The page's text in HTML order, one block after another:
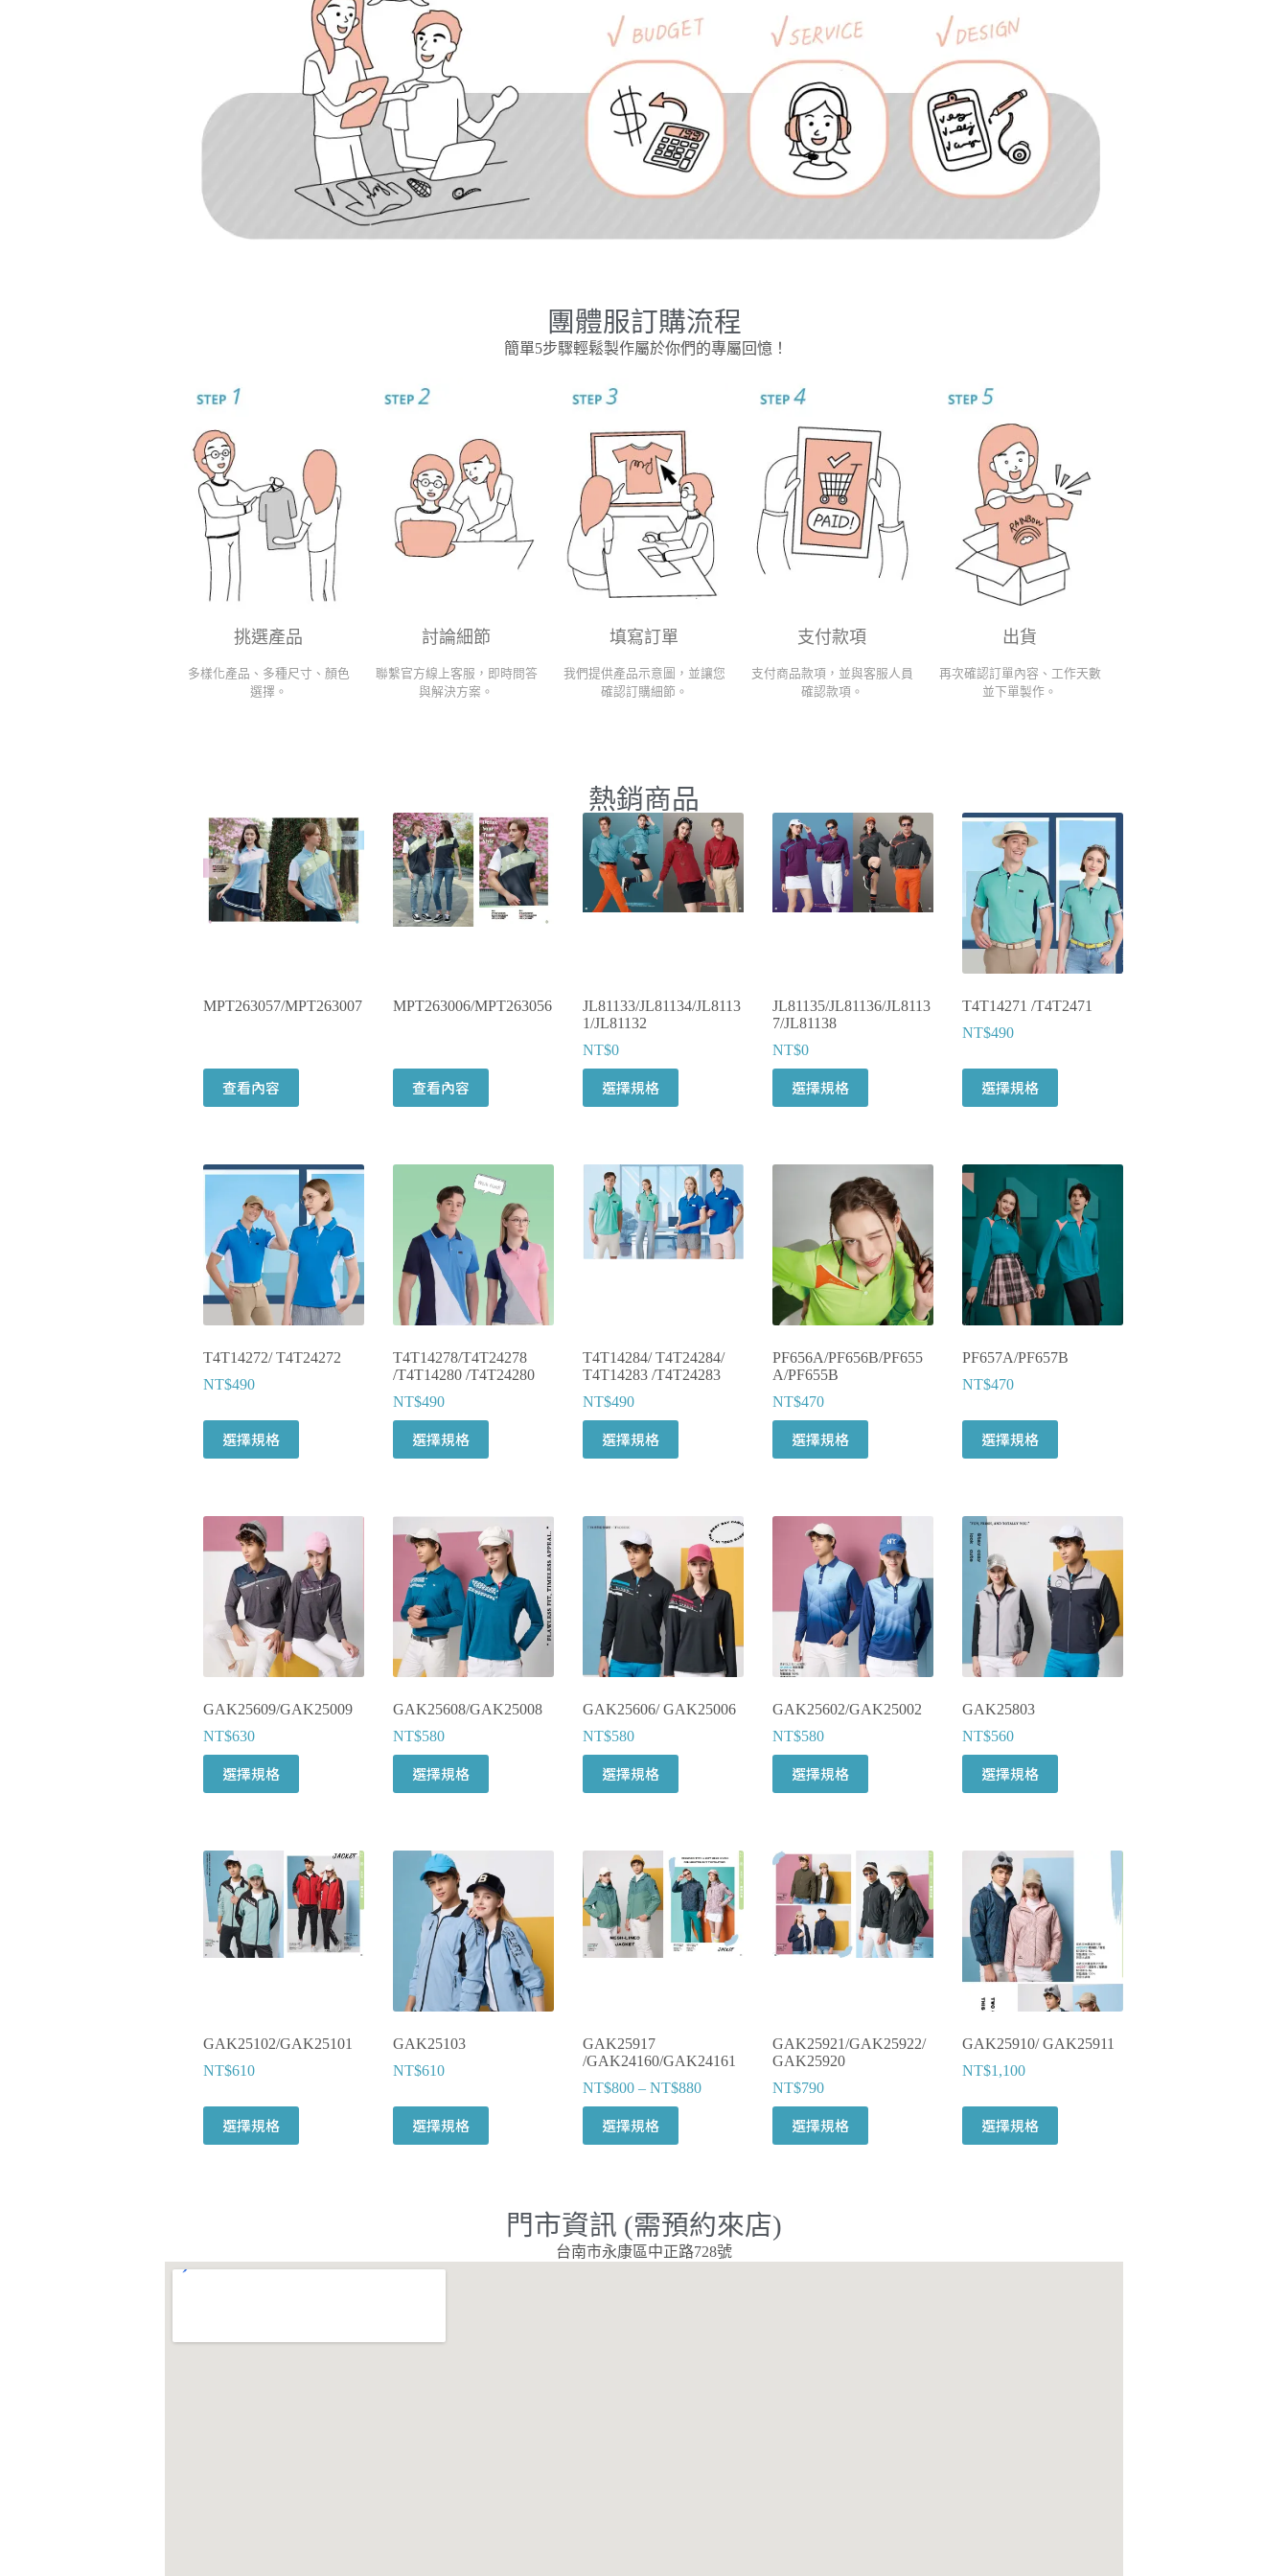
團體服訂購流程
簡單5步驟輕鬆製作屬於你們的專屬回憶！
挑選產品
多樣化產品、多種尺寸、顏色
選擇。
討論細節
聯繫官方線上客服，即時問答
與解決方案。
填寫訂單
我們提供產品示意圖，並讓您
確認訂購細節。
支付款項
支付商品款項，並與客服人員
確認款項。
出貨
再次確認訂單內容、工作天數
並下單製作。
熱銷商品
MPT263057/MPT263007
查看內容
MPT263006/MPT263056
查看內容
JL81133/JL81134/JL8113
1/JL81132
NT$0
選擇規格
JL81135/JL81136/JL8113
7/JL81138
NT$0
選擇規格
T4T14271 /T4T2471
NT$490
選擇規格
T4T14272/ T4T24272
NT$490
選擇規格
T4T14278/T4T24278
/T4T14280 /T4T24280
NT$490
選擇規格
T4T14284/ T4T24284/
T4T14283 /T4T24283
NT$490
選擇規格
PF656A/PF656B/PF655
A/PF655B
NT$470
選擇規格
PF657A/PF657B
NT$470
選擇規格
GAK25609/GAK25009
NT$630
選擇規格
GAK25608/GAK25008
NT$580
選擇規格
GAK25606/ GAK25006
NT$580
選擇規格
GAK25602/GAK25002
NT$580
選擇規格
GAK25803
NT$560
選擇規格
GAK25102/GAK25101
NT$610
選擇規格
GAK25103
NT$610
選擇規格
GAK25917
/GAK24160/GAK24161
NT$800 – NT$880
選擇規格
GAK25921/GAK25922/
GAK25920
NT$790
選擇規格
GAK25910/ GAK25911
NT$1,100
選擇規格
門市資訊 (需預約來店)
台南市永康區中正路728號